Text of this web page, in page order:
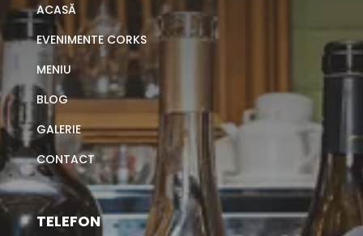
ACASĂ
EVENIMENTE CORKS
MENIU
BLOG
GALERIE
CONTACT
TELEFON